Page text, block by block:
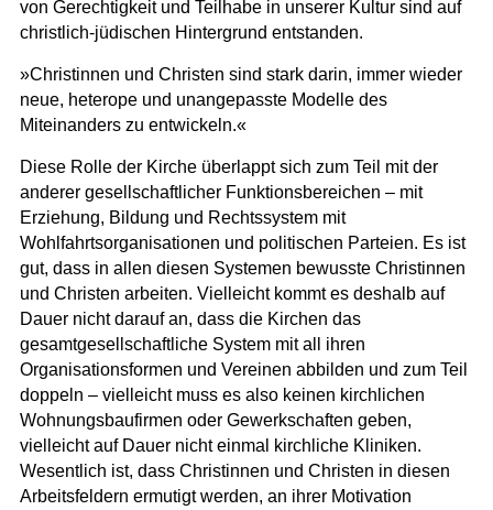
von Gerechtigkeit und Teilhabe in unserer Kultur sind auf
christlich-jüdischen Hintergrund entstanden.
»Christinnen und Christen sind stark darin, immer wieder
neue, heterope und unangepasste Modelle des
Miteinanders zu entwickeln.«
Diese Rolle der Kirche überlappt sich zum Teil mit der
anderer gesellschaftlicher Funktionsbereichen – mit
Erziehung, Bildung und Rechtssystem mit
Wohlfahrtsorganisationen und politischen Parteien. Es ist
gut, dass in allen diesen Systemen bewusste Christinnen
und Christen arbeiten. Vielleicht kommt es deshalb auf
Dauer nicht darauf an, dass die Kirchen das
gesamtgesellschaftliche System mit all ihren
Organisationsformen und Vereinen abbilden und zum Teil
doppeln – vielleicht muss es also keinen kirchlichen
Wohnungsbaufirmen oder Gewerkschaften geben,
vielleicht auf Dauer nicht einmal kirchliche Kliniken.
Wesentlich ist, dass Christinnen und Christen in diesen
Arbeitsfeldern ermutigt werden, an ihrer Motivation